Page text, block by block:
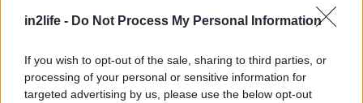
in2life - Do Not Process My Personal Information
If you wish to opt-out of the sale, sharing to third parties, or
processing of your personal or sensitive information for
targeted advertising by us, please use the below opt-out